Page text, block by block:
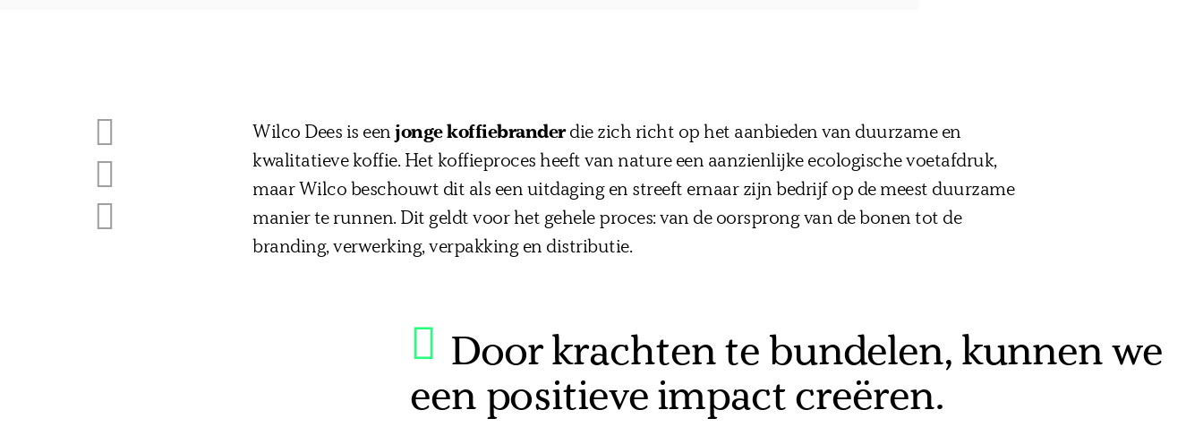
Wilco Dees is een jonge koffiebranderdie zich richt op het aanbieden van duurzame en
kwalitatieve koffie. Het koffieproces heeft van nature een aanzienlijke ecologische voetafdruk,
maar Wilco beschouwt dit als een uitdaging en streeft ernaar zijn bedrijf op de meest duurzame
manier te runnen. Dit geldt voor het gehele proces: van de oorsprong van de bonen tot de
branding, verwerking, verpakking en distributie.
Door krachten te bundelen, kunnen we
een positieve impact creëren.